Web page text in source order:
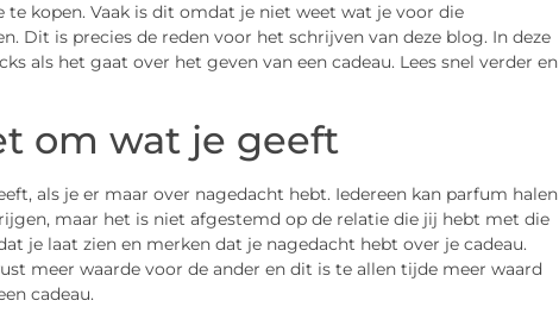
kopen. Vaak is dit omdat je niet weet wat je voor die
Dit is precies de reden voor het schrijven van deze blog. In deze
als het gaat over het geven van een cadeau. Lees snel verder en
om wat je geeft
als je er maar over nagedacht hebt. Iedereen kan parfum halen
maar het is niet afgestemd op de relatie die jij hebt met die
je laat zien en merken dat je nagedacht hebt over je cadeau.
meer waarde voor de ander en dit is te allen tijde meer waard
cadeau.